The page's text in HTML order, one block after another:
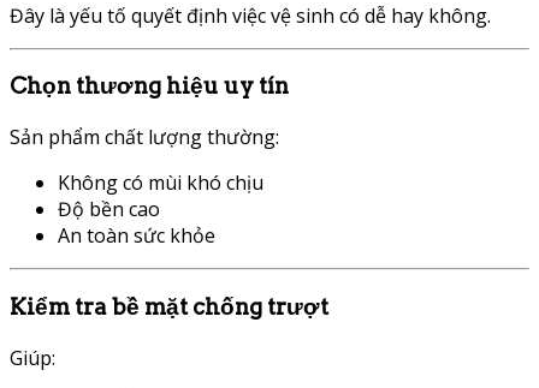
Đây là yếu tố quyết định việc vệ sinh có dễ hay không.
Chọn thương hiệu uy tín
Sản phẩm chất lượng thường:
Không có mùi khó chịu
Độ bền cao
An toàn sức khỏe
Kiểm tra bề mặt chống trượt
Giúp: